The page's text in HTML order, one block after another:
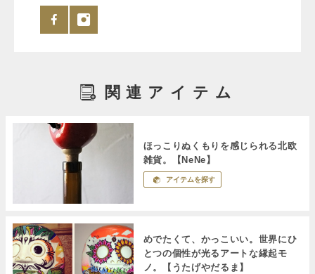
関連アイテム
ほっこりぬくもりを感じられる北欧
雑貨。【NeNe】
アイテムを探す
めでたくて、かっこいい。世界にひ
とつの個性が光るアートな縁起モ
ノ。【うたげやだるま】